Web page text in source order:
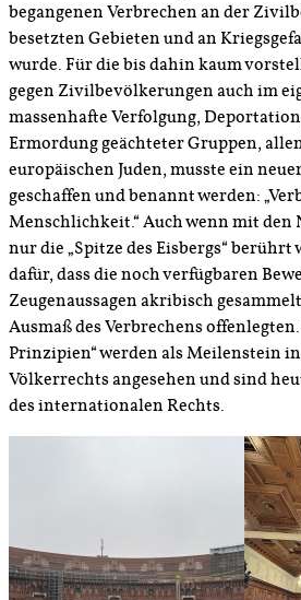
begangenen Verbrechen an der
besetzten Gebieten und an
wurde. Für die bis dahin kaum
gegen Zivilbevölkerungen auch im
massenhafte Verfolgung,
Ermordung geächteter Gruppen,
europäischen Juden, musste ein
geschaffen und benannt werden:
Menschlichkeit.“ Auch wenn mit den
nur die „Spitze des Eisbergs“ berührt
dafür, dass die noch verfügbaren
Zeugenaussagen akribisch
Ausmaß des Verbrechens
Prinzipien“ werden als Meilenstein
Völkerrechts angesehen und sind
des internationalen Rechts.